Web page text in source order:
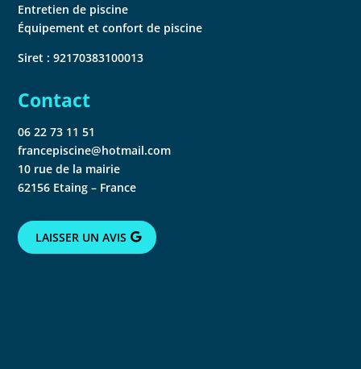
Entretien de piscine
Équipement et confort de piscine
Siret : 92170383100013
Contact
06 22 73 11 51
francepiscine@hotmail.com
10 rue de la mairie
62156 Etaing – France
LAISSER UN AVIS